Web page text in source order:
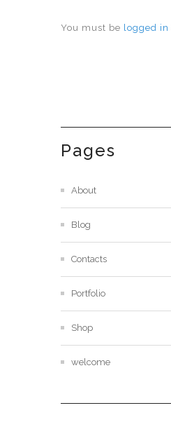
You must be logged in
Pages
About
Blog
Contacts
Portfolio
Shop
welcome